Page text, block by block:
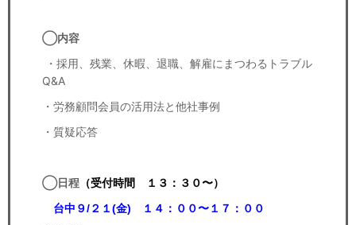
◯内容
・採用、残業、休暇、退職、解雇にまつわるトラブル
Q&A
・労務顧問会員の活用法と他社事例
・質疑応答
◯日程 （受付時間 １３：３０〜）
台中９/２１(金) １４：００〜１７：００